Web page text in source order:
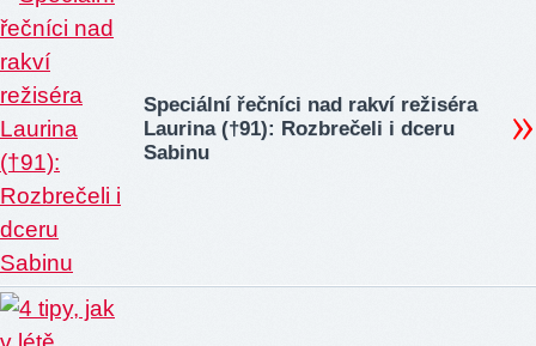
Speciální řečníci nad rakví režiséra
Laurina (†91): Rozbrečeli i dceru
Sabinu